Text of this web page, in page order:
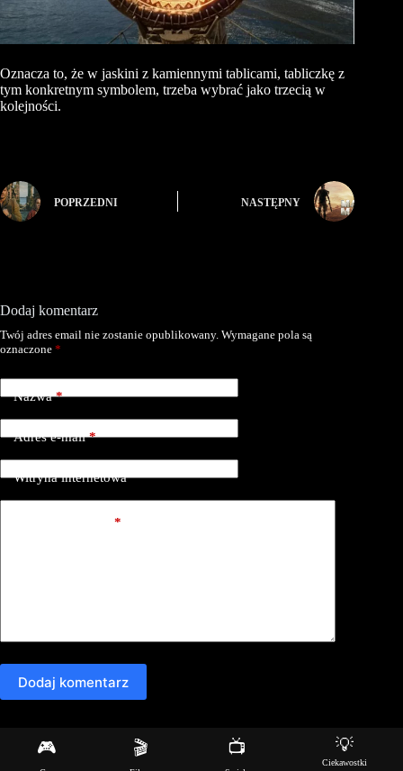
Oznacza to, że w jaskini z kamiennymi tablicami, tabliczkę z
tym konkretnym symbolem, trzeba wybrać jako trzecią w
kolejności.
POPRZEDNI NASTĘPNY
Dodaj komentarz
Twój adres email nie zostanie opublikowany. Wymagane pola są
oznaczone *
Nazwa*
Adres e-mail*
Witryna internetowa
*
Dodaj komentarz
🎮 🎬 📺 💡
Ciekawostki
Copyright © 2026 - Motyw WordPress stworzony przez